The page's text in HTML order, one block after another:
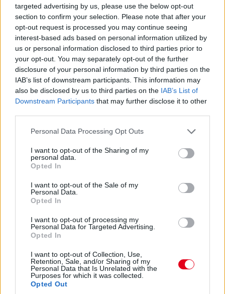
targeted advertising by us, please use the below opt-out
section to confirm your selection. Please note that after your
opt-out request is processed you may continue seeing
interest-based ads based on personal information utilized by
us or personal information disclosed to third parties prior to
your opt-out. You may separately opt-out of the further
disclosure of your personal information by third parties on the
IAB’s list of downstream participants. This information may
also be disclosed by us to third parties on the IAB’s List of
Downstream Participants that may further disclose it to other
Please note that this website/app uses one or more Google
not limited to your visit or usage behaviour. You may click to
grant or deny consent to Google and its third-party tags to
use your data for below specified purposes in below Google
consent section.
Personal Data Processing Opt Outs
I want to opt-out of the Sharing of my
personal data.
Opted In
I want to opt-out of the Sale of my
Personal Data.
Opted In
I want to opt-out of processing my
Personal Data for Targeted Advertising.
Opted In
I want to opt-out of Collection, Use,
Retention, Sale, and/or Sharing of my
Personal Data that Is Unrelated with the
Purposes for which it was collected.
Opted Out
2003:A McLaren nemrég bemutatott új autóját
először a nürburgringi Európa Nagydíjon
szeretné bevetni. A csapat ügyvezető
igazgatója, Martin Whitmarsh szerint addig
nem döntenek az MP4-18-as premierjéről, amíg
el nem hárul minden probléma a versenyre
alkalmasság elől.
Max Mosley, a Nemzetközi Automobil
Szövetség elnöke szerint a Forma-1 imázsa nem
művelt Ausztriában. Mint ismert, a maranellói
csapat arra utasította Rubens Barrichellót,
hogy adja át Michael Schumachernek a
győzelmet, büntetést azonban nem ezért,
kaptak később.
Mindkét Williams-BMW pilóta balesettel